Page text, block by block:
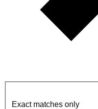
Exact matches only